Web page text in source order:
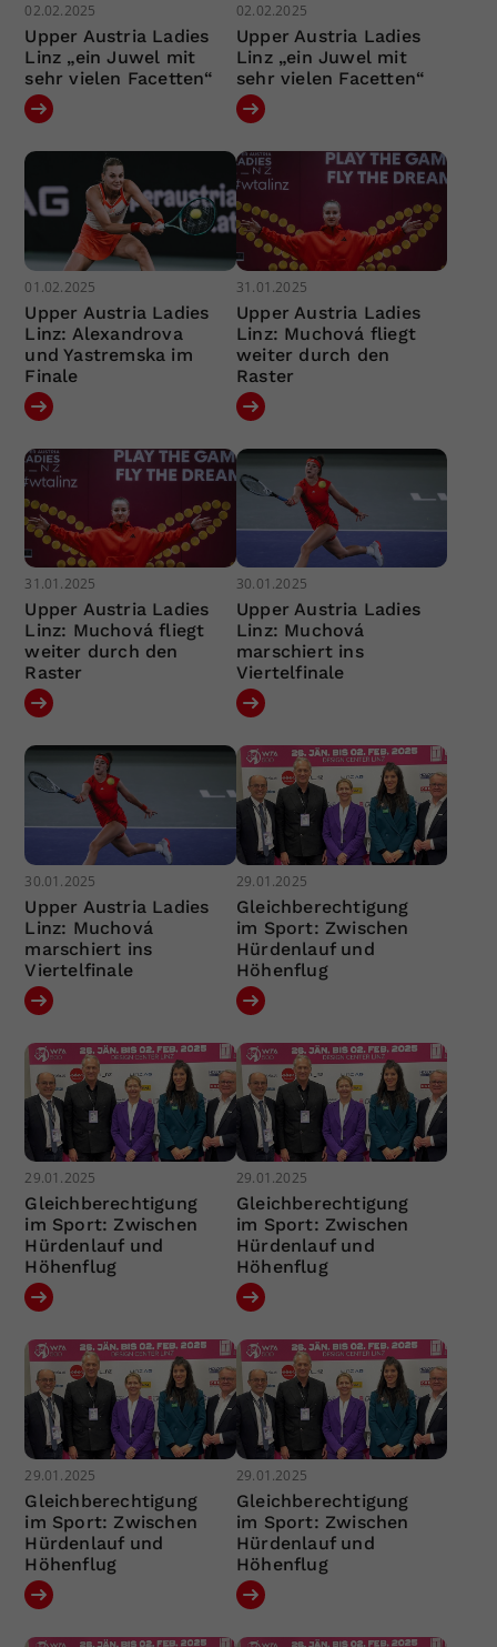
02.02.2025
Upper Austria Ladies
Linz „ein Juwel mit
sehr vielen Facetten“
02.02.2025
Upper Austria Ladies
Linz „ein Juwel mit
sehr vielen Facetten“
01.02.2025
Upper Austria Ladies
Linz: Alexandrova
und Yastremska im
Finale
31.01.2025
Upper Austria Ladies
Linz: Muchová fliegt
weiter durch den
Raster
31.01.2025
Upper Austria Ladies
Linz: Muchová fliegt
weiter durch den
Raster
30.01.2025
Upper Austria Ladies
Linz: Muchová
marschiert ins
Viertelfinale
30.01.2025
Upper Austria Ladies
Linz: Muchová
marschiert ins
Viertelfinale
29.01.2025
Gleichberechtigung
im Sport: Zwischen
Hürdenlauf und
Höhenflug
29.01.2025
Gleichberechtigung
im Sport: Zwischen
Hürdenlauf und
Höhenflug
29.01.2025
Gleichberechtigung
im Sport: Zwischen
Hürdenlauf und
Höhenflug
29.01.2025
Gleichberechtigung
im Sport: Zwischen
Hürdenlauf und
Höhenflug
29.01.2025
Gleichberechtigung
im Sport: Zwischen
Hürdenlauf und
Höhenflug